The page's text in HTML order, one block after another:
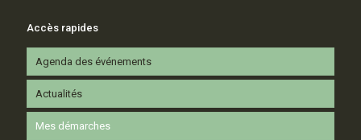
Accès rapides
Agenda des événements
Actualités
Mes démarches